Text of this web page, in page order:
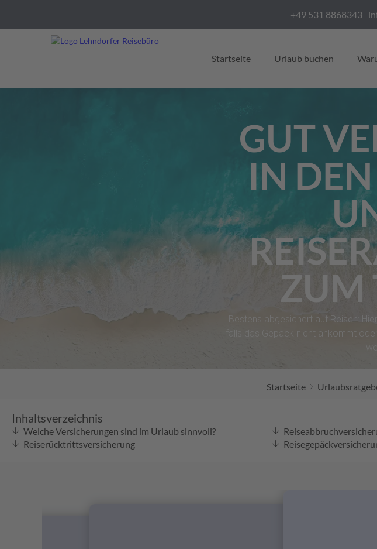
+49 531 8868343
Startseite Urlaub buchen
GUT
IN
ZUM
Bestens abgesichert auf Reisen:
falls das Gepäck nicht ankommt
Startseite
Inhaltsverzeichnis
Welche Versicherungen sind im Urlaub sinnvoll?
Reiserücktrittsversicherung